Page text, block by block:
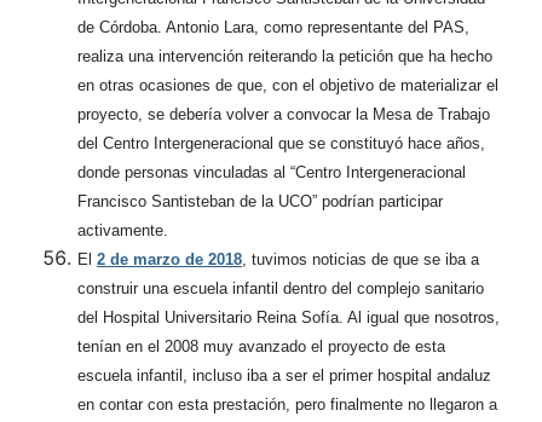
de Córdoba. Antonio Lara, como representante del PAS,
realiza una intervención reiterando la petición que ha hecho
en otras ocasiones de que, con el objetivo de materializar el
proyecto, se debería volver a convocar la Mesa de Trabajo
del Centro Intergeneracional que se constituyó hace años,
donde personas vinculadas al “Centro Intergeneracional
Francisco Santisteban de la UCO” podrían participar
activamente.
El 2 de marzo de 2018 , tuvimos noticias de que se iba a
construir una escuela infantil dentro del complejo sanitario
del Hospital Universitario Reina Sofía. Al igual que nosotros,
tenían en el 2008 muy avanzado el proyecto de esta
escuela infantil, incluso iba a ser el primer hospital andaluz
en contar con esta prestación, pero finalmente no llegaron a